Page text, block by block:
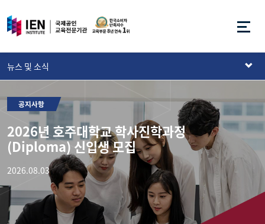
공지사항
2026년 호주대학교 학사진학과정
(Diploma) 신입생 모집
2026.08.03
뉴스 및 소식